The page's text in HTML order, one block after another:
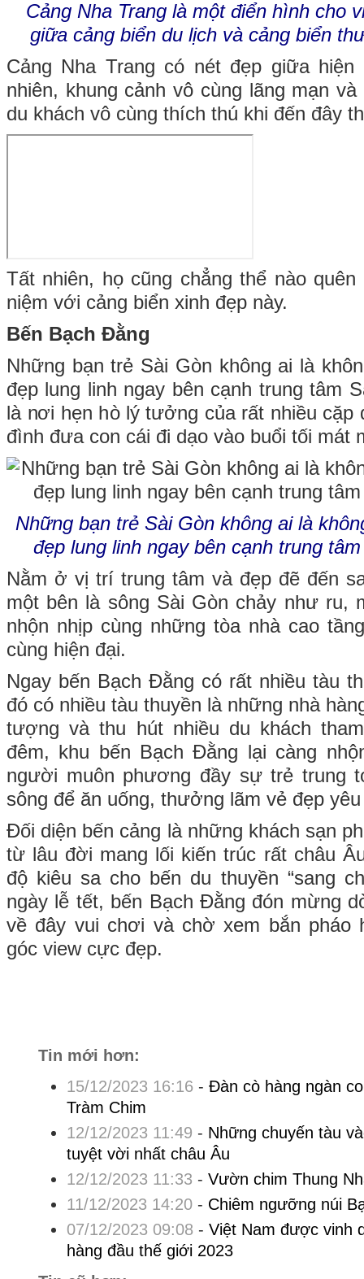
Cảng Nha Trang là một điển hình cho
giữa cảng biển du lịch và cảng biển
Cảng Nha Trang có nét đẹp giữa
nhiên, khung cảnh vô cùng lãng mạn
du khách vô cùng thích thú khi đến đây
Tất nhiên, họ cũng chẳng thể nào
niệm với cảng biển xinh đẹp này.
Bến Bạch Đằng
Những bạn trẻ Sài Gòn không ai là
đẹp lung linh ngay bên cạnh trung tâm
là nơi hẹn hò lý tưởng của rất nhiều cặp
đình đưa con cái đi dạo vào buổi tối mát
Những bạn trẻ Sài Gòn không ai là
đẹp lung linh ngay bên cạnh trung
Nằm ở vị trí trung tâm và đẹp đẽ đến
một bên là sông Sài Gòn chảy như ru,
nhộn nhịp cùng những tòa nhà cao
cùng hiện đại.
Ngay bến Bạch Đằng có rất nhiều tàu
đó có nhiều tàu thuyền là những nhà
tượng và thu hút nhiều du khách
đêm, khu bến Bạch Đằng lại càng
người muôn phương đầy sự trẻ trung
sông để ăn uống, thưởng lãm vẻ đẹp
Đối diện bến cảng là những khách sạn
từ lâu đời mang lối kiến trúc rất châu
độ kiêu sa cho bến du thuyền “sang
ngày lễ tết, bến Bạch Đằng đón mừng
về đây vui chơi và chờ xem bắn pháo
góc view cực đẹp.
Tin mới hơn:
15/12/2023 16:16 - Đàn cò hàng ngàn
Tràm Chim
12/12/2023 11:49 - Những chuyến tàu
tuyệt vời nhất châu Âu
12/12/2023 11:33 - Vườn chim Thung
11/12/2023 14:20- Chiêm ngưỡng núi
07/12/2023 09:08 - Việt Nam được vinh
hàng đầu thế giới 2023